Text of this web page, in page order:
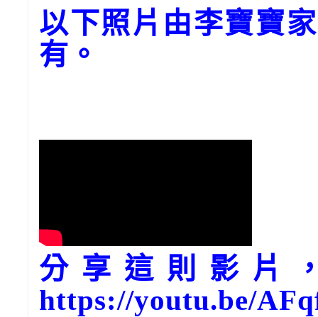
以下照片由李寶寶
有。
分享這則影片
https://youtu.be/